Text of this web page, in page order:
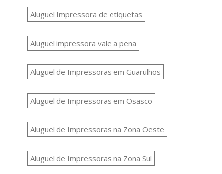
Aluguel Impressora de etiquetas
Aluguel impressora vale a pena
Aluguel de Impressoras em Guarulhos
Aluguel de Impressoras em Osasco
Aluguel de Impressoras na Zona Oeste
Aluguel de Impressoras na Zona Sul